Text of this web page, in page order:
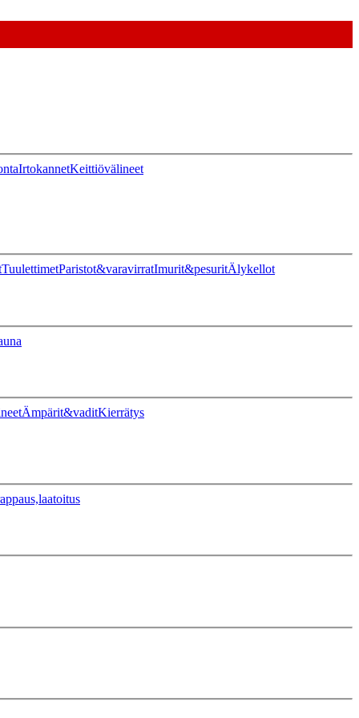
IrtokannetKeittiövälineet
TuulettimetParistot&varavirratImurit&pesuritÄlykellot
Ämpärit&vaditKierrätys